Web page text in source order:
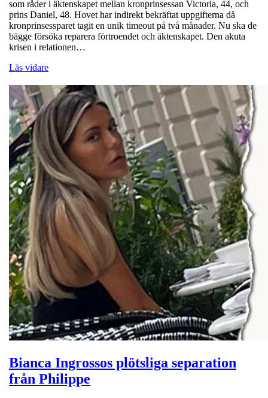
som råder i äktenskapet mellan kronprinsessan Victoria, 44, och
prins Daniel, 48. Hovet har indirekt bekräftat uppgifterna då
kronprinsessparet tagit en unik timeout på två månader. Nu ska de
bägge försöka reparera förtroendet och äktenskapet. Den akuta
krisen i relationen…
Läs vidare
Bianca Ingrossos plötsliga separation
från Philippe